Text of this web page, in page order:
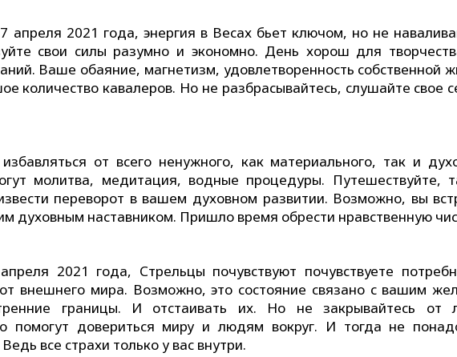
апреля 2021 года, энергия в Весах бьет ключом, но не
свои силы разумно и экономно. День хорош для
Ваше обаяние, магнетизм, удовлетворенность собственной
количество кавалеров. Но не разбрасывайтесь, слушайте свое
от всего ненужного, как материального, так и
молитва, медитация, водные процедуры. Путешествуйте,
переворот в вашем духовном развитии. Возможно, вы
духовным наставником. Пришло время обрести нравственную
2021 года, Стрельцы почувствуют почувствуете
внешнего мира. Возможно, это состояние связано с вашим
границы. И отстаивать их. Но не закрывайтесь от
помогут довериться миру и людям вокруг. И тогда не
все страхи только у вас внутри.